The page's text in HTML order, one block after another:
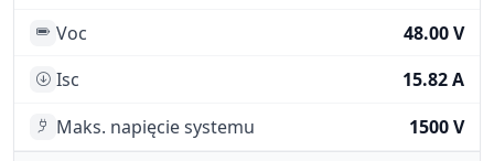
Voc
48.00 V
Isc
15.82 A
Maks. napięcie systemu
1500 V